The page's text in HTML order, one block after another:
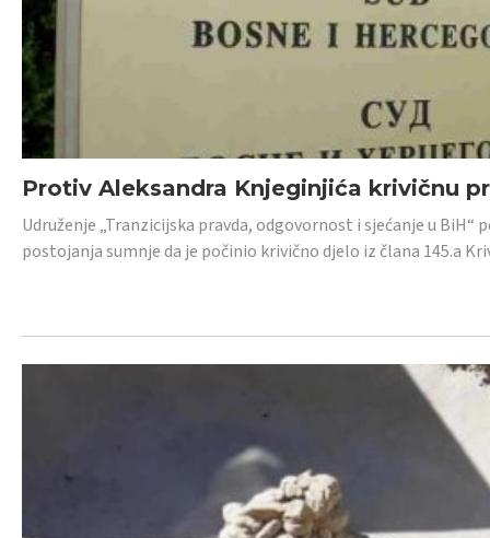
Protiv Aleksandra Knjeginjića krivičnu
Udruženje „Tranzicijska pravda, odgovornost i sjećanje u
postojanja sumnje da je počinio krivično djelo iz člana 145.a